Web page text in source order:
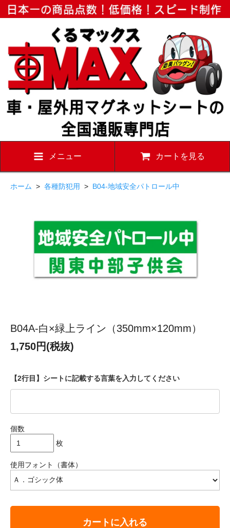
メニュー カートを見る
ホーム > 各種防犯用 > B04-地域安全パトロール中
B04A-白×緑上ライン（350mm×120mm）
1,750円(税抜)
【2行目】シートに記載する言葉を入力してください
個数
枚
使用フォント（書体）
カートに入れる